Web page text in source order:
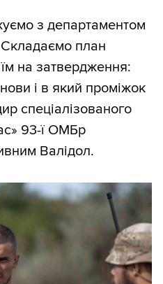
з департаментом
план
на затвердження:
і в який проміжок
спеціалізованого
93-ї ОМБр
Валідол.